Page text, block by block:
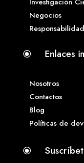
Negocios
\ Enlaces
Nosotros
Contactos
Blog
Políticas de
\